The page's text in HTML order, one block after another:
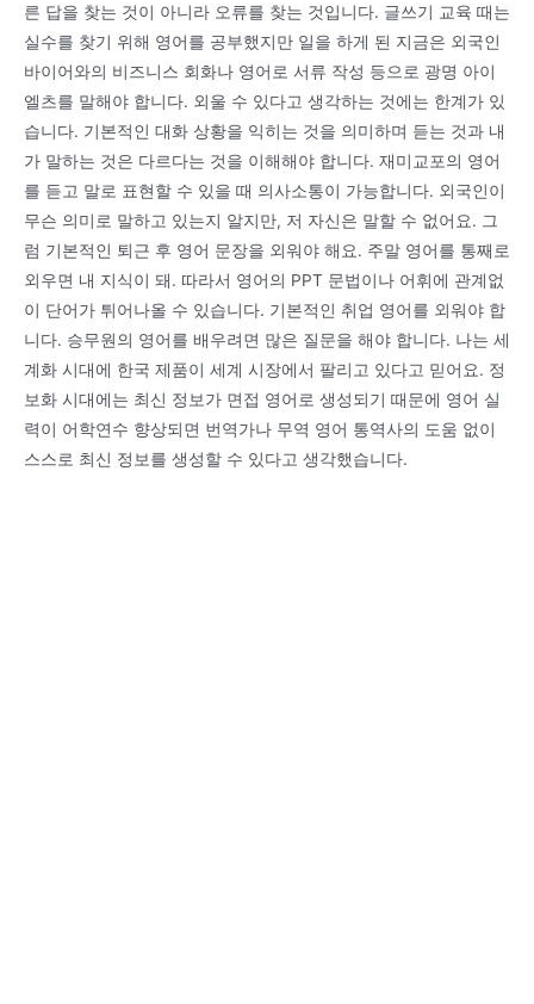
른 답을 찾는 것이 아니라 오류를 찾는 것입니다. 글쓰기 교육 때는
실수를 찾기 위해 영어를 공부했지만 일을 하게 된 지금은 외국인
바이어와의 비즈니스 회화나 영어로 서류 작성 등으로 광명 아이
엘츠를 말해야 합니다. 외울 수 있다고 생각하는 것에는 한계가 있
습니다. 기본적인 대화 상황을 익히는 것을 의미하며 듣는 것과 내
가 말하는 것은 다르다는 것을 이해해야 합니다. 재미교포의 영어
를 듣고 말로 표현할 수 있을 때 의사소통이 가능합니다. 외국인이
무슨 의미로 말하고 있는지 알지만, 저 자신은 말할 수 없어요. 그
럼 기본적인 퇴근 후 영어 문장을 외워야 해요. 주말 영어를 통째로
외우면 내 지식이 돼. 따라서 영어의 PPT 문법이나 어휘에 관계없
이 단어가 튀어나올 수 있습니다. 기본적인 취업 영어를 외워야 합
니다. 승무원의 영어를 배우려면 많은 질문을 해야 합니다. 나는 세
계화 시대에 한국 제품이 세계 시장에서 팔리고 있다고 믿어요. 정
보화 시대에는 최신 정보가 면접 영어로 생성되기 때문에 영어 실
력이 어학연수 향상되면 번역가나 무역 영어 통역사의 도움 없이
스스로 최신 정보를 생성할 수 있다고 생각했습니다.